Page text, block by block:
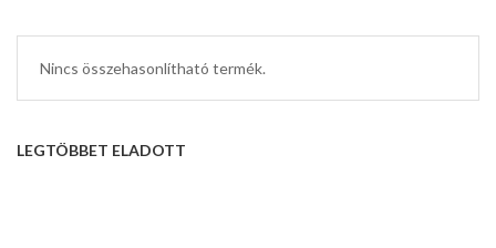
Nincs összehasonlítható termék.
LEGTÖBBET ELADOTT